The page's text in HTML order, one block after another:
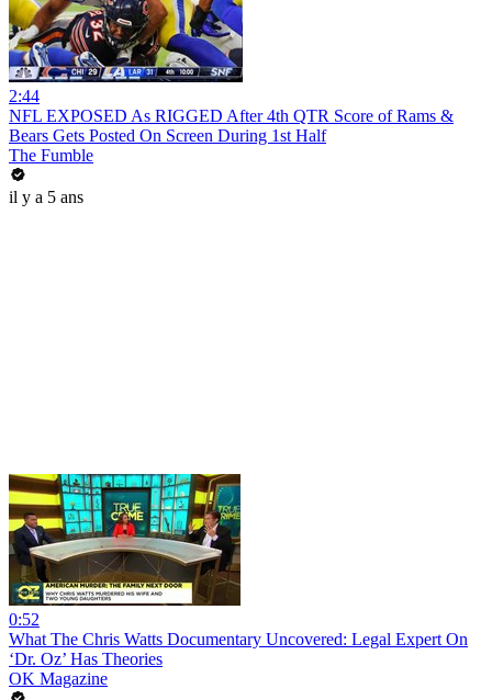
2:44
NFL EXPOSED As RIGGED After 4th QTR Score of Rams &
Bears Gets Posted On Screen During 1st Half
The Fumble
il y a 5 ans
0:52
What The Chris Watts Documentary Uncovered: Legal Expert On
‘Dr. Oz’ Has Theories
OK Magazine